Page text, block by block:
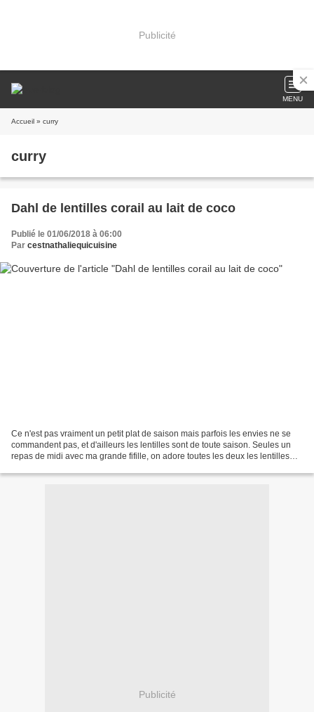
Publicité
MENU
Accueil » curry
curry
Dahl de lentilles corail au lait de coco
Publié le 01/06/2018 à 06:00
Par cestnathaliequicuisine
Ce n'est pas vraiment un petit plat de saison mais parfois les envies ne se
commandent pas, et d'ailleurs les lentilles sont de toute saison. Seules un
repas de midi avec ma grande fifille, on adore toutes les deux les lentilles
Publicité